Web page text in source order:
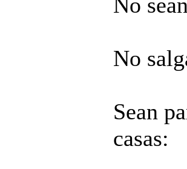
No
No
Sean
casas: